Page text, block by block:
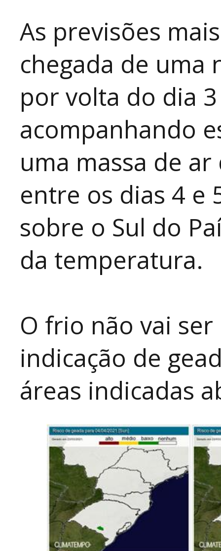
As previsões
chegada de uma
por volta do dia
acompanhando
uma massa de
entre os dias 4 e
sobre o Sul do
da temperatura.
O frio não vai
indicação de
áreas indicadas